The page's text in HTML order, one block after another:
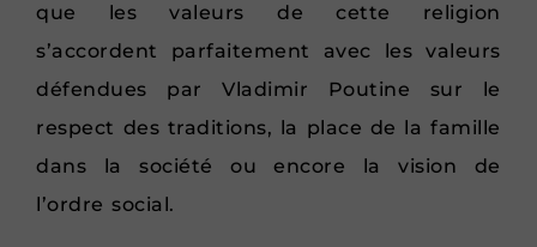
que les valeurs de cette religion
s’accordent parfaitement avec les valeurs
défendues par Vladimir Poutine sur le
respect des traditions, la place de la famille
dans la société ou encore la vision de
l’ordre social.